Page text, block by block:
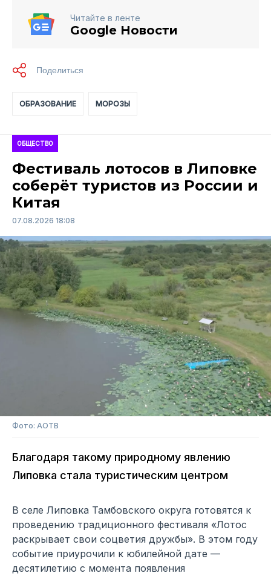
Читайте в ленте
Google Новости
ОБРАЗОВАНИЕ МОРОЗЫ
ОБЩЕСТВО
Фестиваль лотосов в Липовке
соберёт туристов из России и
Китая
07.08.2026 18:08
Фото: АОТВ
Благодаря такому природному явлению
Липовка стала туристическим центром
В селе Липовка Тамбовского округа готовятся к
проведению традиционного фестиваля «Лотос
раскрывает свои соцветия дружбы». В этом году
событие приурочили к юбилейной дате —
десятилетию с момента появления